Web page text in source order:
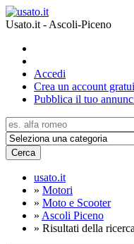
Usato.it - Ascoli-Piceno
Accedi
Crea un account
Pubblica il tuo
Cerca
usato.it
» Motori
» Moto e Scooter
» Ascoli Piceno
» Risultati della